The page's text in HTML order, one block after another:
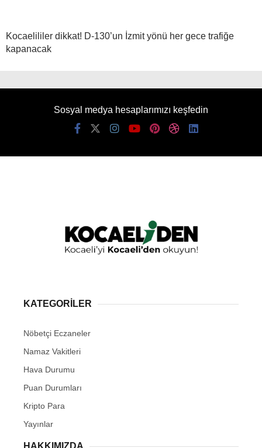
Kocaelililer dikkat! D-130’un İzmit yönü her gece trafiğe
kapanacak
Sosyal medya hesaplarımızı keşfedin
KATEGORİLER
Nöbetçi Eczaneler
Namaz Vakitleri
Hava Durumu
Puan Durumları
Kripto Para
Yayınlar